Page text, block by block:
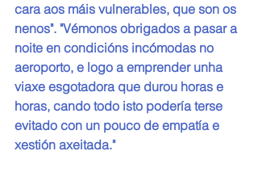
cara aos máis vulnerables, que son os
nenos". "Vémonos obrigados a pasar a
noite en condicións incómodas no
aeroporto, e logo a emprender unha
viaxe esgotadora que durou horas e
horas, cando todo isto podería terse
evitado con un pouco de empatía e
xestión axeitada."